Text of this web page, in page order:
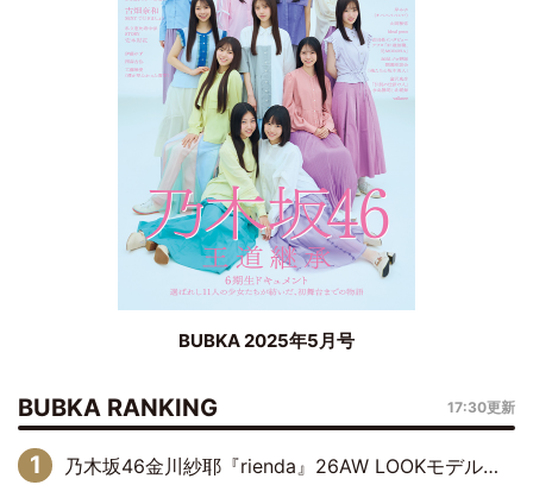
BUBKA 2025年5月号
BUBKA RANKING 17:30更新
乃木坂46金川紗耶『rienda』26AW LOOKモデルに就任